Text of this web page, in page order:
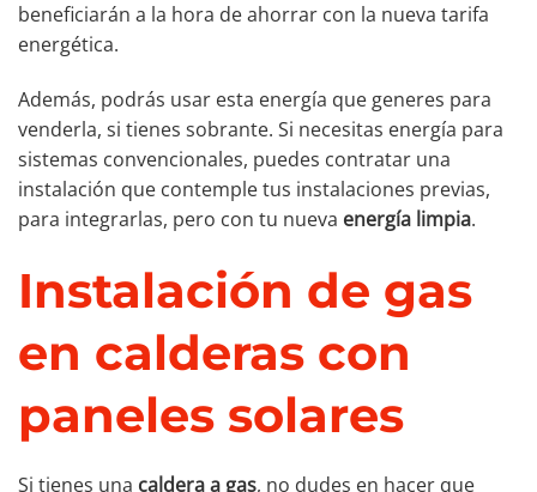
beneficiarán a la hora de ahorrar con la nueva tarifa
energética.
Además, podrás usar esta energía que generes para
venderla, si tienes sobrante. Si necesitas energía para
sistemas convencionales, puedes contratar una
instalación que contemple tus instalaciones previas,
para integrarlas, pero con tu nueva energía limpia.
Instalación de gas
en calderas con
paneles solares
Si tienes una caldera a gas, no dudes en hacer que